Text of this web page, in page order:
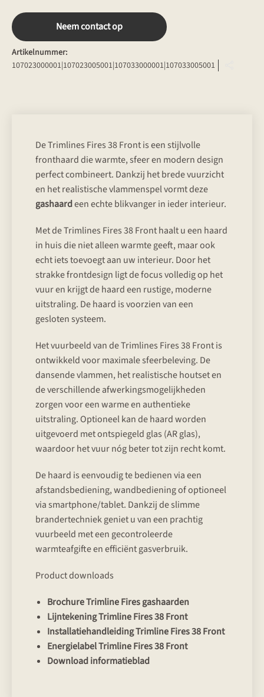
Neem contact op
Artikelnummer:
107023000001|107023005001|107033000001|107033005001
De Trimlines Fires 38 Front is een stijlvolle
fronthaard die warmte, sfeer en modern design
perfect combineert. Dankzij het brede vuurzicht
en het realistische vlammenspel vormt deze
gashaardeen echte blikvanger in ieder interieur.
Met de Trimlines Fires 38 Front haalt u een haard
in huis die niet alleen warmte geeft, maar ook
echt iets toevoegt aan uw interieur. Door het
strakke frontdesign ligt de focus volledig op het
vuur en krijgt de haard een rustige, moderne
uitstraling. De haard is voorzien van een
gesloten systeem.
Het vuurbeeld van de Trimlines Fires 38 Front is
ontwikkeld voor maximale sfeerbeleving. De
dansende vlammen, het realistische houtset en
de verschillende afwerkingsmogelijkheden
zorgen voor een warme en authentieke
uitstraling. Optioneel kan de haard worden
uitgevoerd met ontspiegeld glas (AR glas),
waardoor het vuur nóg beter tot zijn recht komt.
De haard is eenvoudig te bedienen via een
afstandsbediening, wandbediening of optioneel
via smartphone/tablet. Dankzij de slimme
brandertechniek geniet u van een prachtig
vuurbeeld met een gecontroleerde
warmteafgifte en efficiënt gasverbruik.
Product downloads
Brochure Trimline Fires gashaarden
Lijntekening Trimline Fires 38 Front
Installatiehandleiding Trimline Fires 38 Front
Energielabel Trimline Fires 38 Front
Download informatieblad